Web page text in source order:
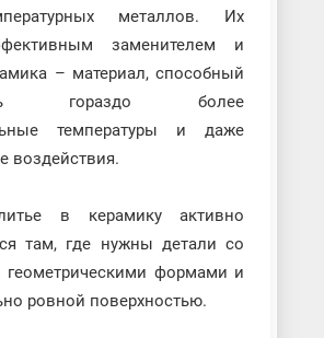
металлов. Их
заменителем и
– материал, способный
гораздо более
температуры и даже
воздействия.
в керамику активно
там, где нужны детали со
формами и
ровной поверхностью.